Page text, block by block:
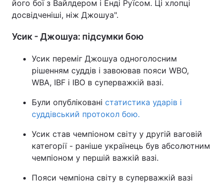
його бої з Вайлдером і Енді Руїсом. Ці хлопці
досвідченіші, ніж Джошуа".
Усик - Джошуа: підсумки бою
Усик переміг Джошуа одноголосним
рішенням суддів і завоював пояси WBO,
WBA, IBF і IBO в суперважкій вазі.
Були опубліковані статистика ударів і
суддівський протокол бою.
Усик став чемпіоном світу у другій ваговій
категорії - раніше українець був абсолютним
чемпіоном у першій важкій вазі.
Пояси чемпіона світу в суперважкій вазі